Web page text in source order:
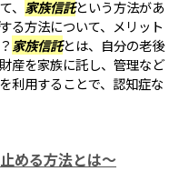
、 家族信託という方法があ
する方法について、メリット
家族信託とは、自分の老後
産を家族に託し、管理など
利用することで、認知症な
める方法とは～